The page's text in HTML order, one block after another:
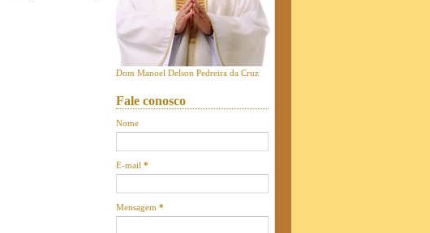
Dom Manoel Delson Pedreira da Cruz
Fale conosco
Nome
E-mail *
Mensagem *